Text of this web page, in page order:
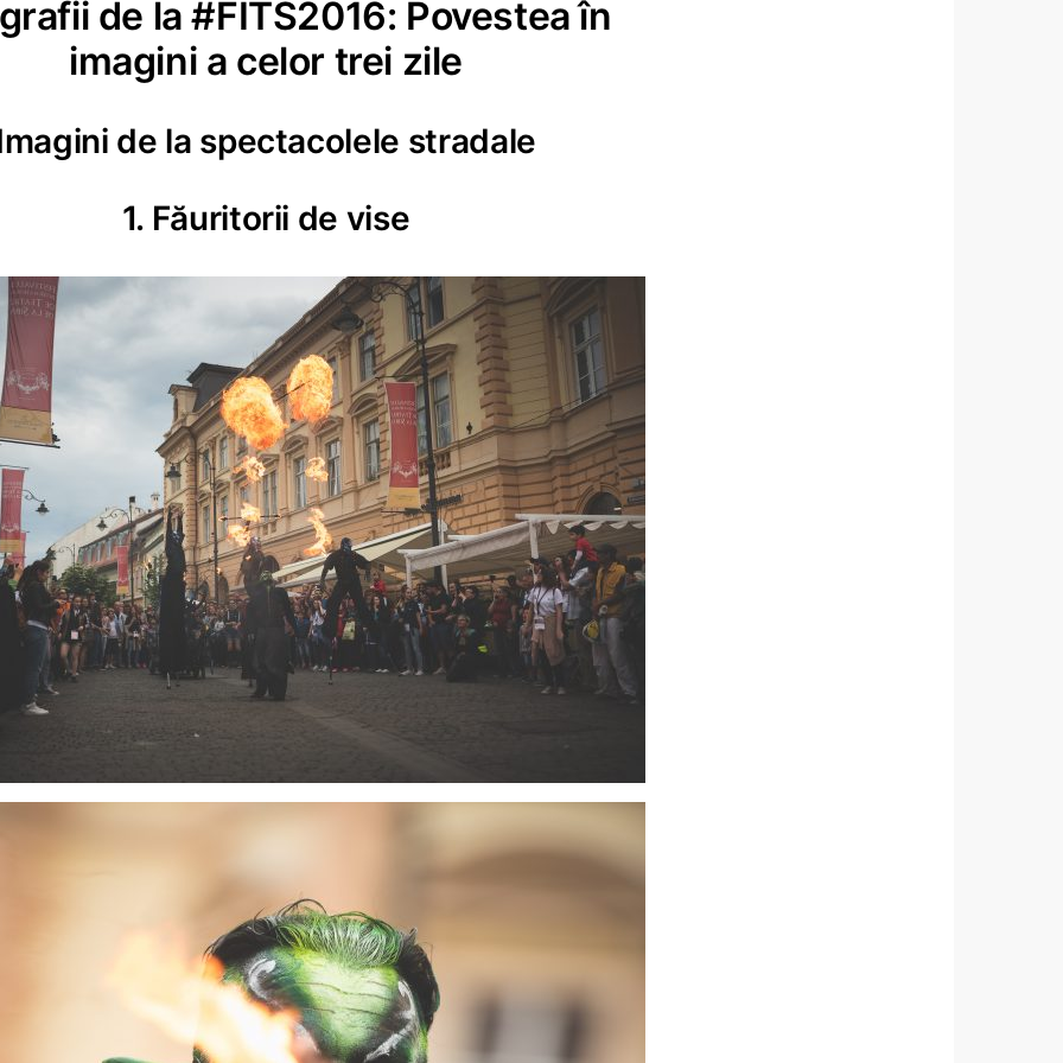
de la #FITS2016: Povestea în
imagini a celor trei zile
de la spectacolele stradale
1. Făuritorii de vise